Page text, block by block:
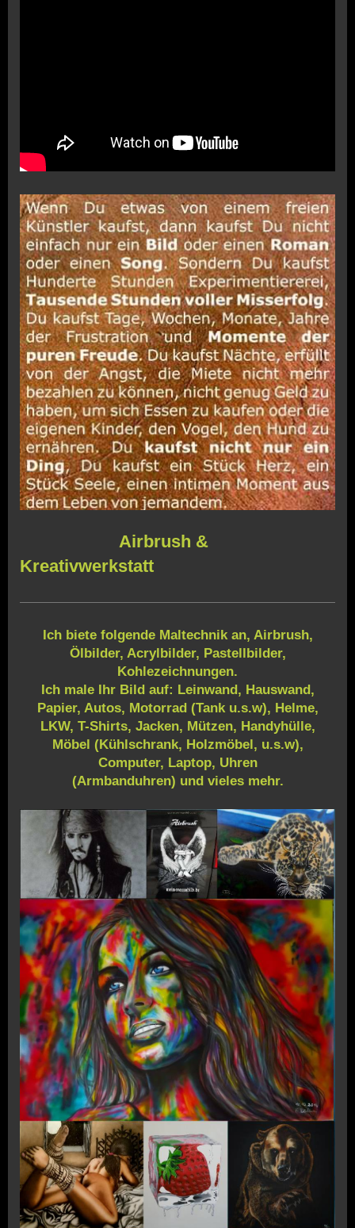
Airbrush &
Kreativwerkstatt
Ich biete folgende Maltechnik an, Airbrush,
Ölbilder, Acrylbilder, Pastellbilder,
Kohlezeichnungen.
Ich male Ihr Bild auf: Leinwand, Hauswand,
Papier, Autos, Motorrad (Tank u.s.w), Helme,
LKW, T-Shirts, Jacken, Mützen, Handyhülle,
Möbel (Kühlschrank, Holzmöbel, u.s.w),
Computer, Laptop, Uhren
(Armbanduhren) und vieles mehr.